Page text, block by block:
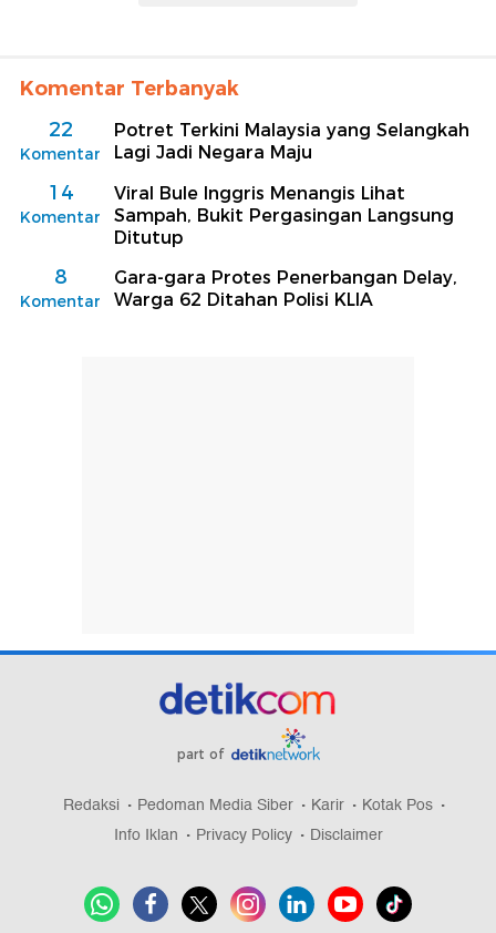
Komentar Terbanyak
22
Komentar
Potret Terkini Malaysia yang Selangkah
Lagi Jadi Negara Maju
14
Komentar
Viral Bule Inggris Menangis Lihat
Sampah, Bukit Pergasingan Langsung
Ditutup
8
Komentar
Gara-gara Protes Penerbangan Delay,
Warga 62 Ditahan Polisi KLIA
part of
Redaksi Pedoman Media Siber Karir
Kotak Pos
Info Iklan
Privacy Policy Disclaimer